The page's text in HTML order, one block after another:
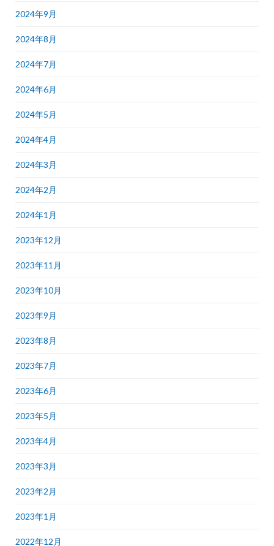
2024年9月
2024年8月
2024年7月
2024年6月
2024年5月
2024年4月
2024年3月
2024年2月
2024年1月
2023年12月
2023年11月
2023年10月
2023年9月
2023年8月
2023年7月
2023年6月
2023年5月
2023年4月
2023年3月
2023年2月
2023年1月
2022年12月